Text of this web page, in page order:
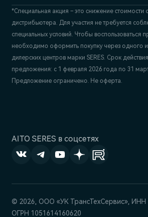
AITO SERES в соцсетях
*Специальная акция – это снижение стоимости
дистрибьютера. Для участия не требуется
специальных условий. Чтобы воспользоваться
необходимо оформить покупку через одного
дилерских центров марки SERES. Срок
предложения: с 1 февраля 2026 года по 31
Предложение ограничено. Не оферта.
© 2026, ООО «УК ТрансТехСервис», ИНН
ОГРН 1051614160620